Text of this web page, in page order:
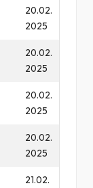
20.02.
2025
20.02.
2025
20.02.
2025
20.02.
2025
21.02.